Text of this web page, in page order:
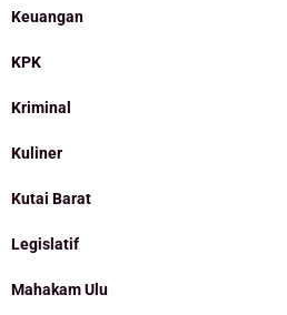
Keuangan
KPK
Kriminal
Kuliner
Kutai Barat
Legislatif
Mahakam Ulu